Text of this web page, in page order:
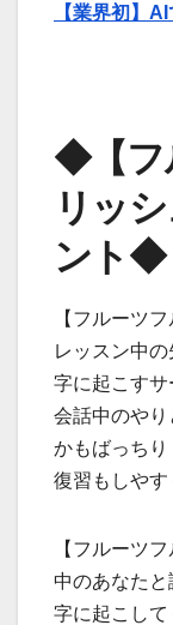
【業界初】
◆【フ
リッ
ント◆
【フルーツ
レッスン中
字に起こすサ
会話中のや
かもばっちり
復習もしやす
【フルーツ
中のあなた
字に起こして